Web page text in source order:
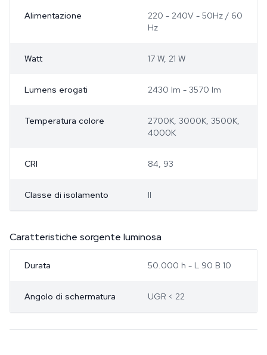
Alimentazione
220 - 240V - 50Hz / 60
Hz
Watt 17 W, 21 W
Lumens erogati 2430 lm - 3570 lm
Temperatura colore
2700K, 3000K, 3500K,
4000K
CRI 84, 93
Classe di isolamento II
Caratteristiche sorgente luminosa
Durata 50.000 h - L 90 B 10
Angolo di schermatura UGR < 22